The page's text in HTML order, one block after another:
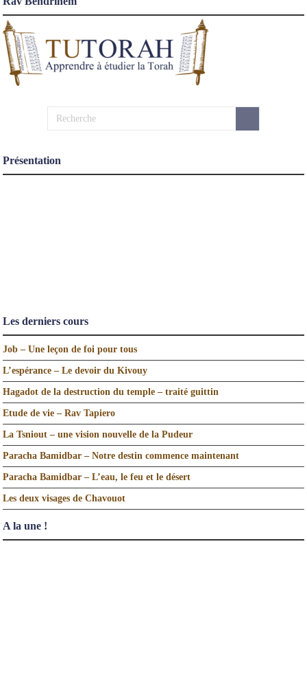
Présentation
Les derniers cours
Job – Une leçon de foi pour tous
L’espérance – Le devoir du Kivouy
Hagadot de la destruction du temple – traité guittin
Etude de vie – Rav Tapiero
La Tsniout – une vision nouvelle de la Pudeur
Paracha Bamidbar – Notre destin commence maintenant
Paracha Bamidbar – L’eau, le feu et le désert
Les deux visages de Chavouot
A la une !